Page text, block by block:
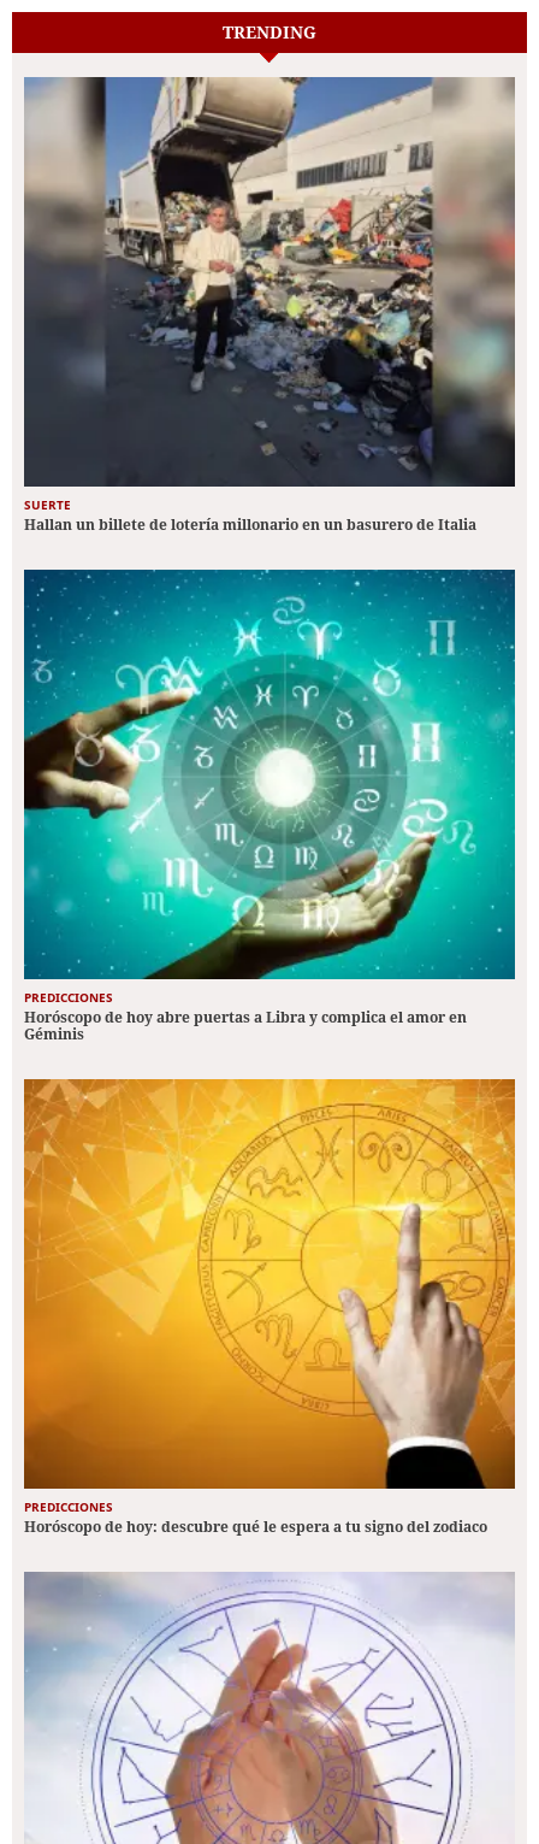
TRENDING
SUERTE
Hallan un billete de lotería millonario en un basurero de Italia
PREDICCIONES
Horóscopo de hoy abre puertas a Libra y complica el amor en
Géminis
PREDICCIONES
Horóscopo de hoy: descubre qué le espera a tu signo del zodiaco